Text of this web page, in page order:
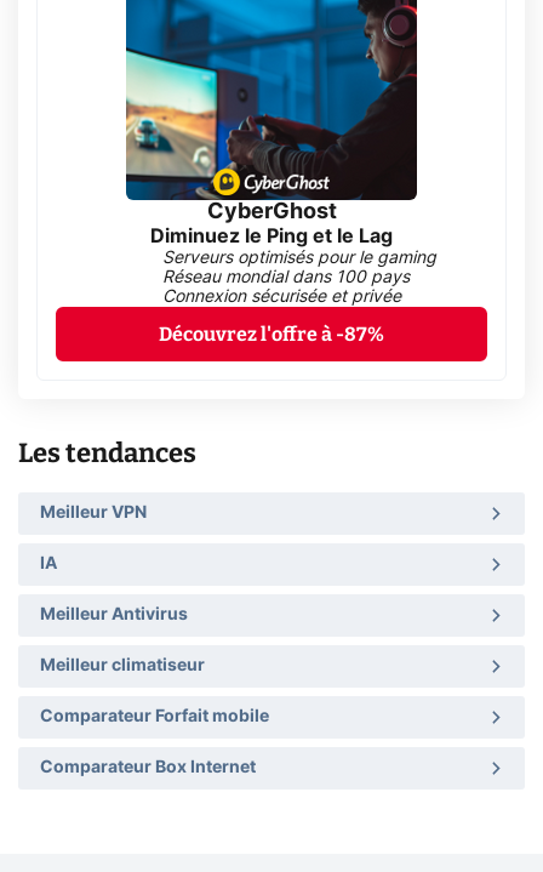
CyberGhost
Diminuez le Ping et le Lag
Serveurs optimisés pour le gaming
Réseau mondial dans 100 pays
Connexion sécurisée et privée
Découvrez l'offre à -87%
Les tendances
Meilleur VPN
IA
Meilleur Antivirus
Meilleur climatiseur
Comparateur Forfait mobile
Comparateur Box Internet